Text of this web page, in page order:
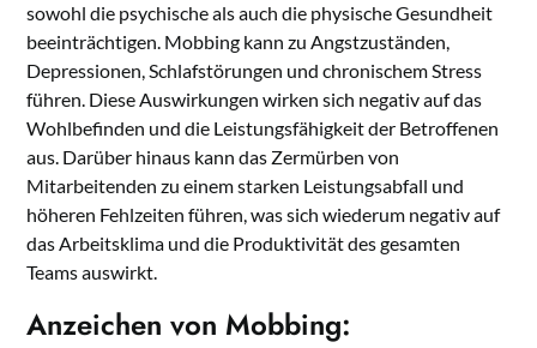
sowohl die psychische als auch die physische Gesundheit
beeinträchtigen. Mobbing kann zu Angstzuständen,
Depressionen, Schlafstörungen und chronischem Stress
führen. Diese Auswirkungen wirken sich negativ auf das
Wohlbefinden und die Leistungsfähigkeit der Betroffenen
aus. Darüber hinaus kann das Zermürben von
Mitarbeitenden zu einem starken Leistungsabfall und
höheren Fehlzeiten führen, was sich wiederum negativ auf
das Arbeitsklima und die Produktivität des gesamten
Teams auswirkt.
Anzeichen von Mobbing: